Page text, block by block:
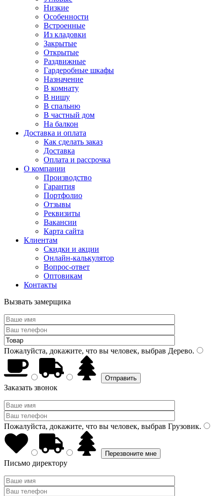
Низкие
Особенности
Встроенные
Из кладовки
Закрытые
Открытые
Раздвижные
Гардеробные шкафы
Назначение
В комнату
В нишу
В спальню
В частный дом
На балкон
Доставка и оплата
Как сделать заказ
Доставка
Оплата и рассрочка
О компании
Производство
Гарантия
Портфолио
Отзывы
Реквизиты
Вакансии
Карта сайта
Клиентам
Скидки и акции
Онлайн-калькулятор
Вопрос-ответ
Оптовикам
Контакты
Вызвать замерщика
Пожалуйста, докажите, что вы человек, выбрав Дерево.
Заказать звонок
Пожалуйста, докажите, что вы человек, выбрав Грузовик.
Письмо директору